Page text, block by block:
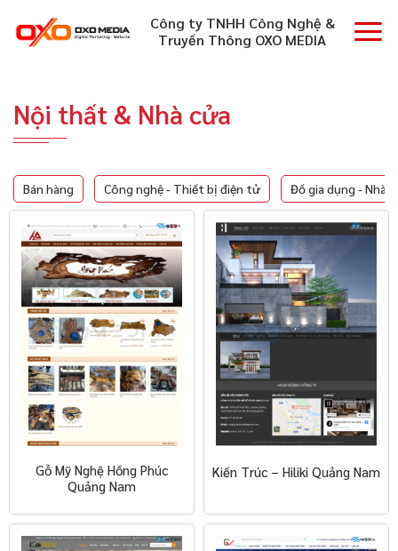
Công ty TNHH Công Nghệ &
Truyền Thông OXO MEDIA
Nội thất & Nhà cửa
Bán hàng Công nghệ - Thiết bị điện tử Đồ gia dụng - Nhà
Gỗ Mỹ Nghệ Hồng Phúc
Quảng Nam
Kiến Trúc – Hiliki Quảng Nam